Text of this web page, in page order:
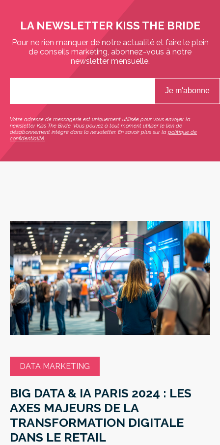
LA NEWSLETTER KISS THE BRIDE
Pour ne rien manquer de notre actualité et faire le plein
de conseils marketing, abonnez-vous à notre
newsletter mensuelle.
Votre adresse de messagerie est uniquement utilisée pour vous envoyer la
newsletter Kiss The Bride. Vous pouvez à tout moment utiliser le lien de
désabonnement intégré dans la newsletter. En savoir plus sur la politique de
confidentialité.
DATA MARKETING
BIG DATA & IA PARIS 2024 : LES
AXES MAJEURS DE LA
TRANSFORMATION DIGITALE
DANS LE RETAIL